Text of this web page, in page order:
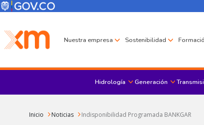
Pasar al contenido principal
Menú Corporativo
Menú de encabezado
Nuestra empresa Sostenibilidad
Hidrología Generación
Sobrescribir enlaces de ayuda a la navegación
Inicio Noticias Indisponibilidad Programada BANKGAR